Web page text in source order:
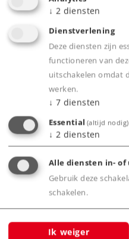
Highlights
Uiterst gedetailleerd
Klokanker motor
Warm-witte/rode
Product
Productinfo
↓ 2 diensten
Dienstverlening
Deze diensten zijn
functioneren van
uitschakelen omdat
werken.
↓ 7 diensten
Essential (altijd nodig)
↓ 2 diensten
Alle diensten in-
Gebruik deze
schakelen.
Ik weiger